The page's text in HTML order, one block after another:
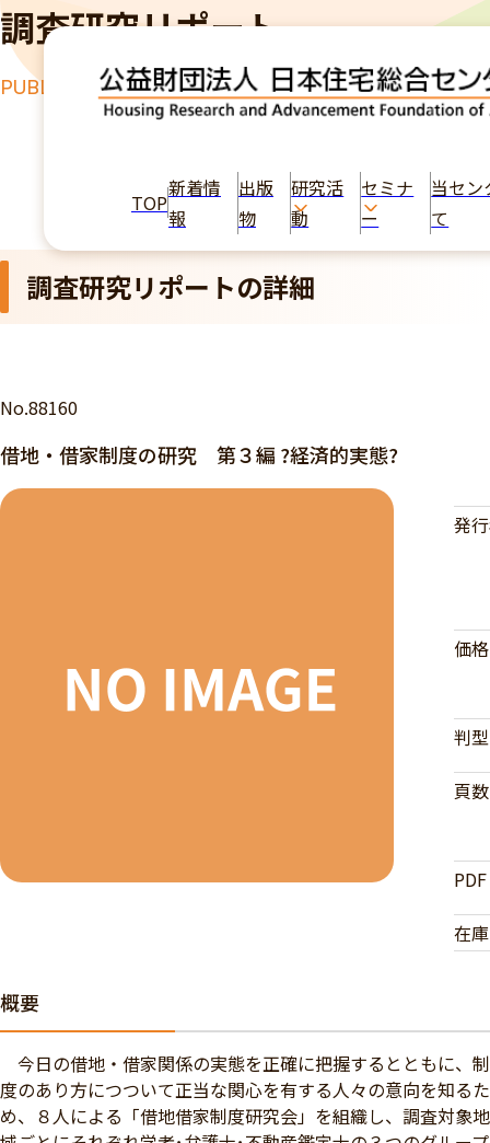
TOP
新着情
報
出版
物
研究活
動
セミナ
ー
当セン
て
調査研究リポート
PUBLICATION
調査研究リポートの詳細
No.88160
借地・借家制度の研究 第３編 ?経済的実態?
発
価
判型
頁数
PDF
在庫
概要
今日の借地・借家関係の実態を正確に把握するとともに、制
度のあり方につついて正当な関心を有する人々の意向を知るた
め、８人による「借地借家制度研究会」を組織し、調査対象地